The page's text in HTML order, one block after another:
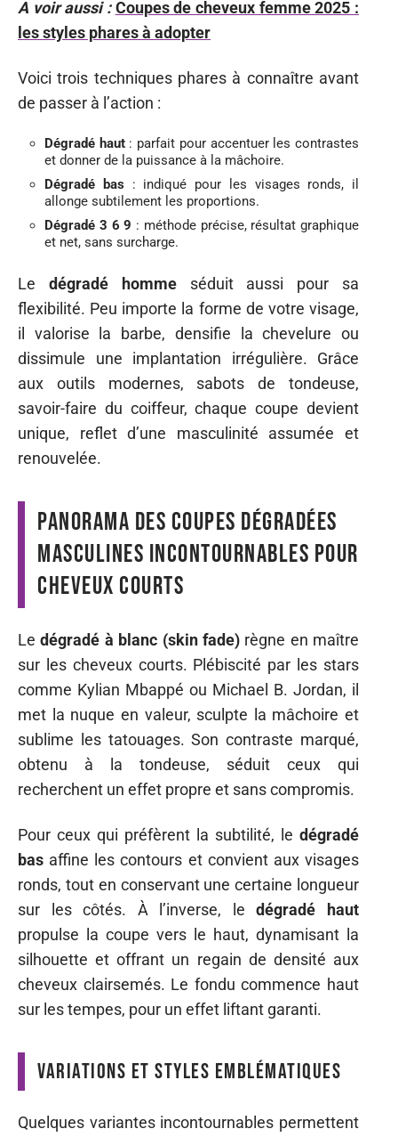
A voir aussi : Coupes de cheveux femme 2025 :
les styles phares à adopter
Voici trois techniques phares à connaître avant
de passer à l’action :
Dégradé haut: parfait pour accentuer les contrastes
et donner de la puissance à la mâchoire.
Dégradé bas : indiqué pour les visages ronds, il
allonge subtilement les proportions.
Dégradé 3 6 9 : méthode précise, résultat graphique
et net, sans surcharge.
Le dégradé hommeséduit aussi pour sa
flexibilité. Peu importe la forme de votre visage,
il valorise la barbe, densifie la chevelure ou
dissimule une implantation irrégulière. Grâce
aux outils modernes, sabots de tondeuse,
savoir-faire du coiffeur, chaque coupe devient
unique, reflet d’une masculinité assumée et
renouvelée.
Panorama des coupes dégradées
masculines incontournables pour
cheveux courts
Ledégradé à blanc (skin fade)règne en maître
sur les cheveux courts. Plébiscité par les stars
comme Kylian Mbappé ou Michael B. Jordan, il
met la nuque en valeur, sculpte la mâchoire et
sublime les tatouages. Son contraste marqué,
obtenu à la tondeuse, séduit ceux qui
recherchent un effet propre et sans compromis.
Pour ceux qui préfèrent la subtilité, le dégradé
bas affine les contours et convient aux visages
ronds, tout en conservant une certaine longueur
sur les côtés. À l’inverse, ledégradé haut
propulse la coupe vers le haut, dynamisant la
silhouette et offrant un regain de densité aux
cheveux clairsemés. Le fondu commence haut
sur les tempes, pour un effet liftant garanti.
Variations et styles emblématiques
Quelques variantes incontournables permettent